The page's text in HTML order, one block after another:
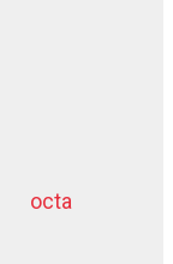
octa
dziļurbums